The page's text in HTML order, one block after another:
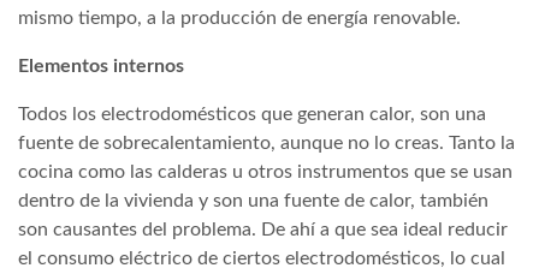
mismo tiempo, a la producción de energía renovable.
Elementos internos
Todos los electrodomésticos que generan calor, son una
fuente de sobrecalentamiento, aunque no lo creas. Tanto la
cocina como las calderas u otros instrumentos que se usan
dentro de la vivienda y son una fuente de calor, también
son causantes del problema. De ahí a que sea ideal reducir
el consumo eléctrico de ciertos electrodomésticos, lo cual